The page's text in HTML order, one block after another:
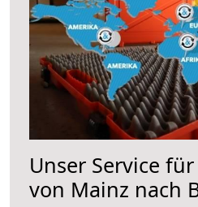
Unser Service
von Mainz nach